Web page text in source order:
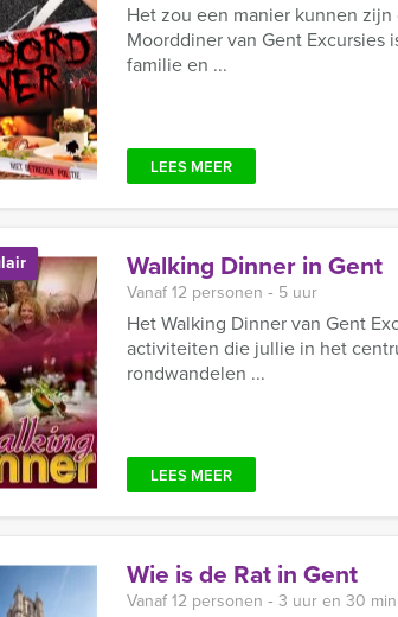
Het zou een manier kunnen
Moorddiner van Gent
familie en ...
LEES MEER
Walking Dinner in Gent
Vanaf 12 personen ‐ 5 uur
Het Walking Dinner van Gent
activiteiten die jullie in het
rondwandelen ...
LEES MEER
Wie is de Rat in Gent
Vanaf 12 personen ‐ 3 uur en 30